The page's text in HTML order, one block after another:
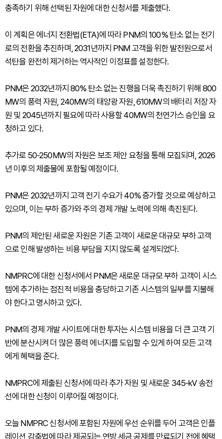
충족하기 위해 선택된 자원에 대한 신청서를 제출했다.
이 계획은 에너지 전환법(ETA)에 따라 PNM의 100% 탄소 없는 전기
로의 전환을 추진하며, 2031년까지 PNM 고객을 위한 발전원으로서
석탄을 완전히 제거하는 역사적인 이정표를 설정한다.
PNM은 2032년까지 80% 탄소 없는 진행을 더욱 촉진하기 위해 800
MW의 풍력 자원, 240MW의 태양광 자원, 610MW의 배터리 저장 자
원 및 2045년까지 필요에 따라 사용할 40MW의 천연가스 승인을 요
청하고 있다.
추가로 50-250MW의 자원은 보조 제안 요청을 통해 모집되며, 2026
년 이후의 제출물에 포함될 예정이다.
PNM은 2032년까지 고객 전기 수요가 40% 증가할 것으로 예상하고
있으며, 이는 부하 증가와 주의 경제 개발 노력에 의해 촉진된다.
PNM의 제안된 새로운 자원은 기존 고객이 새로운 대규모 부하 고객
으로 인해 발생하는 비용 부담을 지지 않도록 설계되었다.
NMPRC에 대한 신청서에서 PNM은 새로운 대규모 부하 고객이 시스
템에 추가하는 점진적 비용을 충당하고 기존 시스템의 일부를 지불해
야 한다고 명시하고 있다.
PNM의 경제 개발 사이트에 대한 투자는 시스템 비용을 더 큰 고객 기
반에 분산시켜 더 많은 풍력 에너지를 도입할 수 있게 하여 모든 고객
에게 혜택을 준다.
NMPRC에 제출된 신청서에 따라 추가 자원 및 새로운 345-kV 송전
선에 대한 신청이 이루어질 예정이다.
오늘 NMPRC 신청서에 포함된 자원에 우선 순위를 두어 고객은 인플
레이션 감축법에 따라 제공되는 연방 세금 공제를 만료되기 전에 혜택